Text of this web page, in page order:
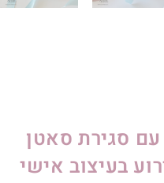
סגירת סאטן
בעיצוב אישי